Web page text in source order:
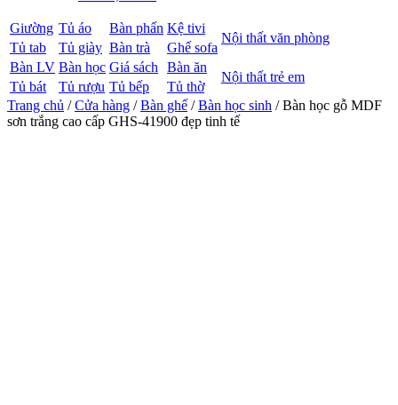
Giường Tủ áo Bàn phấn Kệ tivi
Nội thất văn phòng
Tủ tab Tủ giày Bàn trà
Ghế sofa
Bàn LV Bàn học Giá sách Bàn ăn
Nội thất trẻ em
Tủ bát Tủ rượu Tủ bếp
Tủ thờ
Trang chủ /Cửa hàng /Bàn ghế /Bàn học sinh / Bàn học gỗ MDF
sơn trắng cao cấp GHS-41900 đẹp tinh tế